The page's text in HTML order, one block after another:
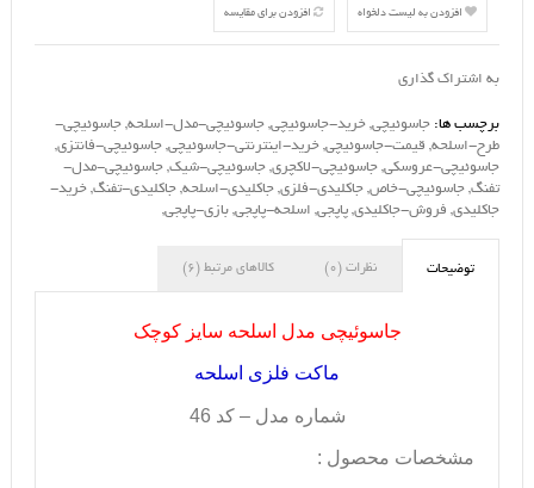
افزودن به لیست دلخواه افزودن برای مقایسه
به اشتراک گذاری
برچسب ها: جاسوئیچی, خرید-جاسوئیچی, جاسوئیچی-مدل-اسلحه, جاسوئیچی-
طرح-اسلحه, قیمت-جاسوئیچی, خرید-اینترنتی-جاسوئیچی, جاسوئیچی-فانتزی,
جاسوئیچی-عروسکی, جاسوئیچی-لاکچری, جاسوئیچی-شیک, جاسوئیچی-مدل-
تفنگ, جاسوئیچی-خاص, جاکلیدی-فلزی, جاکلیدی-اسلحه, جاکلیدی-تفنگ, خرید-
جاکلیدی, فروش-جاکلیدی, پاپجی, اسلحه-پاپجی, بازی-پاپجی,
توضیحات نظرات (0) کالاهای مرتبط (6)
جاسوئیچی مدل اسلحه سایز کوچک
ماکت فلزی اسلحه
شماره مدل – کد 46
مشخصات محصول :